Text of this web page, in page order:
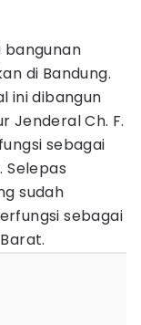
bangunan
di Bandung.
ini dibangun
Jenderal Ch. F.
sebagai
Selepas
sudah
sebagai